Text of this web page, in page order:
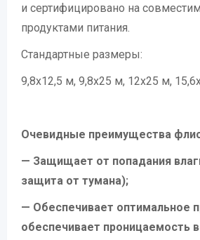
и сертифицировано на
продуктами питания.
Стандартные размеры:
9,8х12,5 м, 9,8х25 м, 12х25 м,
Очевидные преимущества
— Защищает от попадания
защита от тумана);
— Обеспечивает оптимальное
обеспечивает проницаемость